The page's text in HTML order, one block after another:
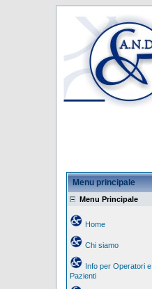
Menu principale
Menu Principale
Home
Chi siamo
Info per Operatori e
Pazienti